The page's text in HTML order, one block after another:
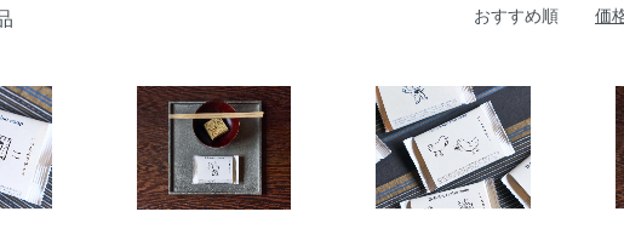
おすすめ順 価